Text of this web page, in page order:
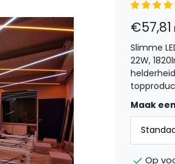
€57,81
Slimme
22W,
Maak
Op